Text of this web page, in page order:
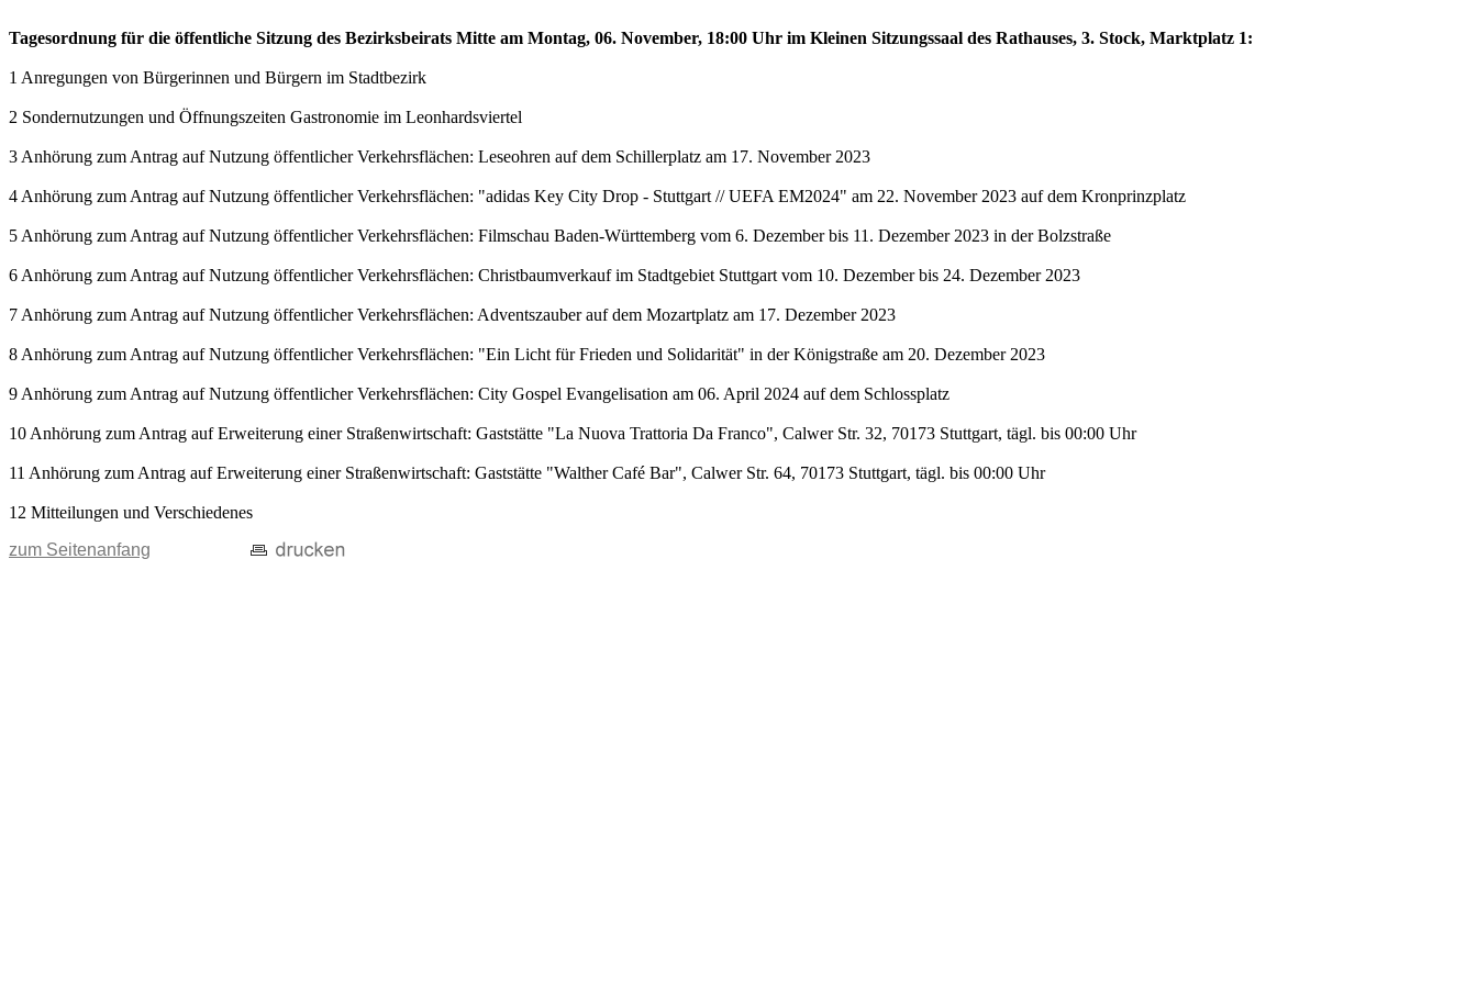
Tagesordnung für die öffentliche Sitzung des Bezirksbeirats Mitte am Montag, 06. November, 18:00 Uhr im Kleinen Sitzungssaal des Rathauses, 3. Stock, Marktplatz 1:
1 Anregungen von Bürgerinnen und Bürgern im Stadtbezirk
2 Sondernutzungen und Öffnungszeiten Gastronomie im Leonhardsviertel
3 Anhörung zum Antrag auf Nutzung öffentlicher Verkehrsflächen: Leseohren auf dem Schillerplatz am 17. November 2023
4 Anhörung zum Antrag auf Nutzung öffentlicher Verkehrsflächen: "adidas Key City Drop - Stuttgart // UEFA EM2024" am 22. November 2023 auf dem Kronprinzplatz
5 Anhörung zum Antrag auf Nutzung öffentlicher Verkehrsflächen: Filmschau Baden-Württemberg vom 6. Dezember bis 11. Dezember 2023 in der Bolzstraße
6 Anhörung zum Antrag auf Nutzung öffentlicher Verkehrsflächen: Christbaumverkauf im Stadtgebiet Stuttgart vom 10. Dezember bis 24. Dezember 2023
7 Anhörung zum Antrag auf Nutzung öffentlicher Verkehrsflächen: Adventszauber auf dem Mozartplatz am 17. Dezember 2023
8 Anhörung zum Antrag auf Nutzung öffentlicher Verkehrsflächen: "Ein Licht für Frieden und Solidarität" in der Königstraße am 20. Dezember 2023
9 Anhörung zum Antrag auf Nutzung öffentlicher Verkehrsflächen: City Gospel Evangelisation am 06. April 2024 auf dem Schlossplatz
10 Anhörung zum Antrag auf Erweiterung einer Straßenwirtschaft: Gaststätte "La Nuova Trattoria Da Franco", Calwer Str. 32, 70173 Stuttgart, tägl. bis 00:00 Uhr
11 Anhörung zum Antrag auf Erweiterung einer Straßenwirtschaft: Gaststätte "Walther Café Bar", Calwer Str. 64, 70173 Stuttgart, tägl. bis 00:00 Uhr
12 Mitteilungen und Verschiedenes
zum Seitenanfang